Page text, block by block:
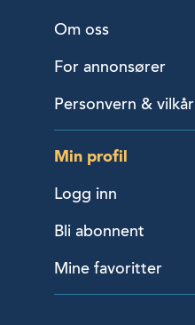
Om oss
For annonsører
Personvern & vilkår
Min profil
Logg inn
Bli abonnent
Mine favoritter